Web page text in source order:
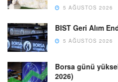
5 AĞUSTOS 2026
BIST Geri Alım
5 AĞUSTOS 2026
Borsa günü
2026)